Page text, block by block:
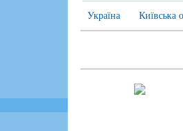
Україна Київська